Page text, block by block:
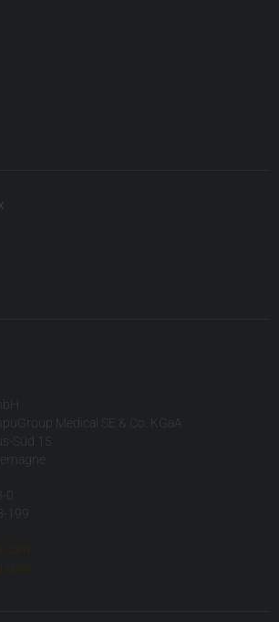
Medical SE & Co. KGaA
Süd 15
199